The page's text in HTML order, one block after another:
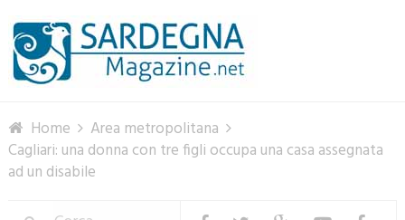
Home
Area metropolitana
Cagliari: una donna con tre figli occupa una casa assegnata
ad un disabile